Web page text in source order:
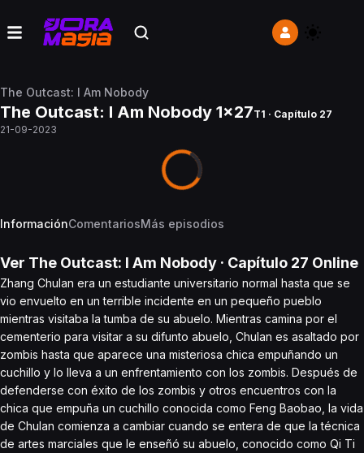
The Outcast: I Am Nobody
The Outcast: I Am Nobody 1x27T1 · Capítulo 27
21-09-2023
InformaciónComentariosMás episodios
Ver The Outcast: I Am Nobody · Capítulo 27 Online
Zhang Chulan era un estudiante universitario normal hasta que se
vio envuelto en un terrible incidente en un pequeño pueblo
mientras visitaba la tumba de su abuelo. Mientras camina por el
cementerio para visitar a su difunto abuelo, Chulan es asaltado por
zombis hasta que aparece una misteriosa chica empuñando un
cuchillo y lo lleva a un enfrentamiento con los zombis. Después de
defenderse con éxito de los zombis y otros encuentros con la
chica que empuña un cuchillo conocida como Feng Baobao, la vida
de Chulan comienza a cambiar cuando se entera de que la técnica
de artes marciales que le enseñó su abuelo, conocido como Qi Ti